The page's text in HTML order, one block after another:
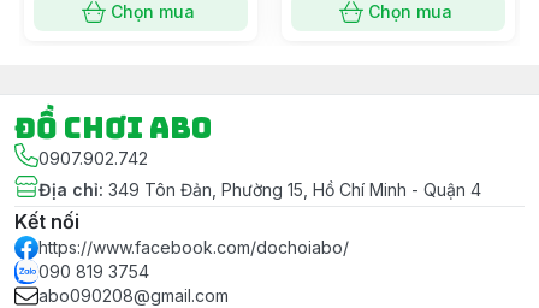
Chọn mua Chọn mua
Đồ chơi ABO
0907.902.742
Địa chỉ: 349 Tôn Đản, Phường 15, Hồ Chí Minh - Quận 4
Kết nối
https://www.facebook.com/dochoiabo/
090 819 3754
abo090208@gmail.com